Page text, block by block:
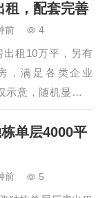
鼎产业基地整园对
亩6栋建筑总面积
层厂房、多层工业
品形态。钢结构与
类消防，配…
租，配套完善
前 4
租10万平，另有
，满足各类企业
示意，随机显示，
欢迎预约考察 房
厂房10万平，
房，满足各类企…
单层4000平
前 5